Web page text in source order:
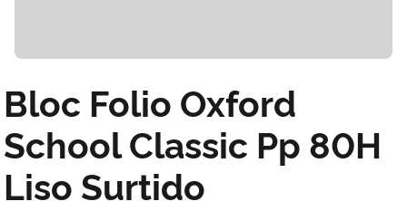
Bloc Folio Oxford
School Classic Pp 80H
Liso Surtido